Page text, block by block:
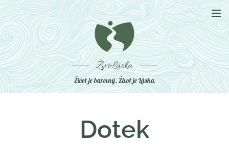
ŽivoLáska
Život je barevný. Život je Láska.
Dotek